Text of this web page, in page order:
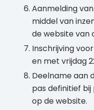
Aanmelding
middel van
de website van
Inschrijving
en met vrijdag
Deelname aan
pas definitief
op de website.